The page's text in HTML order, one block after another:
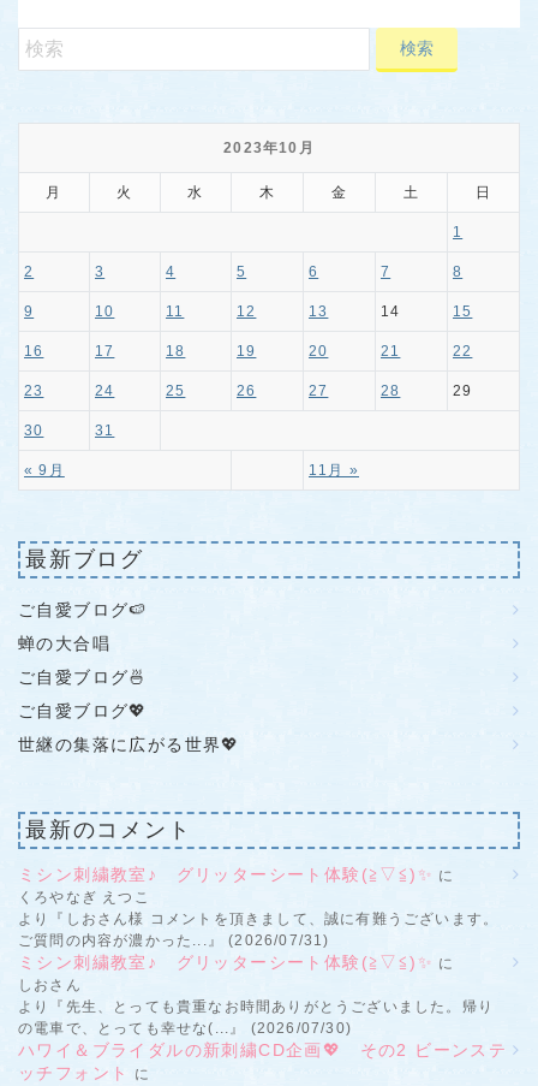
2023年10月
月 火 水 木 金 土 日
« 9月 11月 »
1
2 3 4 5 6 7 8
9 10 11 12 13 14 15
16 17 18 19 20 21 22
23 24 25 26 27 28 29
30 31
最新ブログ
ご自愛ブログ🍉
蝉の大合唱
ご自愛ブログ🍜
ご自愛ブログ💖
世継の集落に広がる世界💖
最新のコメント
ミシン刺繍教室♪ グリッターシート体験(≧▽≦)✨ に
くろやなぎ えつこ
より『しおさん様 コメントを頂きまして、誠に有難うございます。
ご質問の内容が濃かった...』 (2026/07/31)
ミシン刺繍教室♪ グリッターシート体験(≧▽≦)✨ に
しおさん
より『先生、とっても貴重なお時間ありがとうございました。帰り
の電車で、とっても幸せな(...』 (2026/07/30)
ハワイ＆ブライダルの新刺繍CD企画💖 その2 ビーンステ
ッチフォント
に